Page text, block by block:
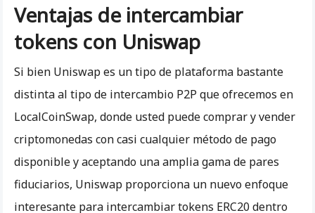
Ventajas de intercambiar
tokens con Uniswap
Si bien Uniswap es un tipo de plataforma bastante
distinta al tipo de intercambio P2P que ofrecemos en
LocalCoinSwap, donde usted puede comprar y vender
criptomonedas con casi cualquier método de pago
disponible y aceptando una amplia gama de pares
fiduciarios, Uniswap proporciona un nuevo enfoque
interesante para intercambiar tokens ERC20 dentro